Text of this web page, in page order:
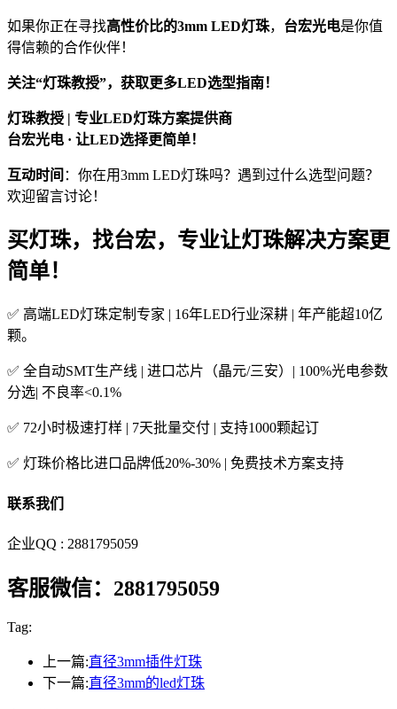
如果你正在寻找高性价比的3mm LED灯珠， 台宏光电是你值
得信赖的合作伙伴！
关注“灯珠教授”，获取更多LED选型指南！
灯珠教授 | 专业LED灯珠方案提供商
台宏光电 · 让LED选择更简单！
互动时间 ：你在用3mm LED灯珠吗？遇到过什么选型问题？
欢迎留言讨论！
买灯珠，找台宏，专业让灯珠解决方案更
简单！
✅ 高端LED灯珠定制专家 | 16年LED行业深耕 | 年产能超10亿
颗。
✅ 全自动SMT生产线 | 进口芯片（晶元/三安）| 100%光电参数
分选| 不良率<0.1%
✅ 72小时极速打样 | 7天批量交付 | 支持1000颗起订
✅ 灯珠价格比进口品牌低20%-30% | 免费技术方案支持
联系我们
企业QQ : 2881795059
客服微信：2881795059
Tag:
上一篇:直径3mm插件灯珠
下一篇:直径3mm的led灯珠